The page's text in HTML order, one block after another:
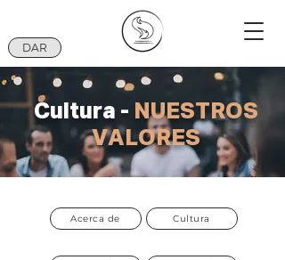
DAR
Cultura - NUESTROS
VALORES
Acerca de Cultura